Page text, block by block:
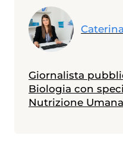
Giornalista
Biologia con
Nutrizione